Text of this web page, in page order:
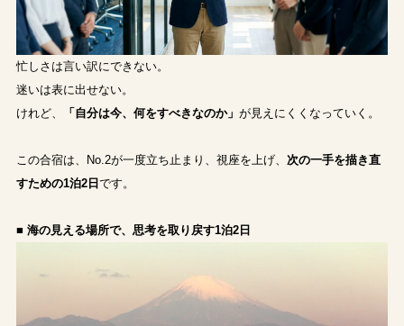
忙しさは言い訳にできない。
迷いは表に出せない。
けれど、
「自分は今、何をすべきなのか」 が見えにくくなっていく。
この合宿は、No.2が一度立ち止まり、視座を上げ、 次の一手を描き直
すための1泊2日です。
■ 海の見える場所で、思考を取り戻す1泊2日